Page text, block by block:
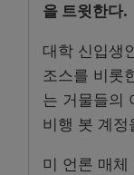
을 트윗한다.
대학 신입생
조스를 비롯
는 거물들의
비행 봇 계정
미 언론 매체